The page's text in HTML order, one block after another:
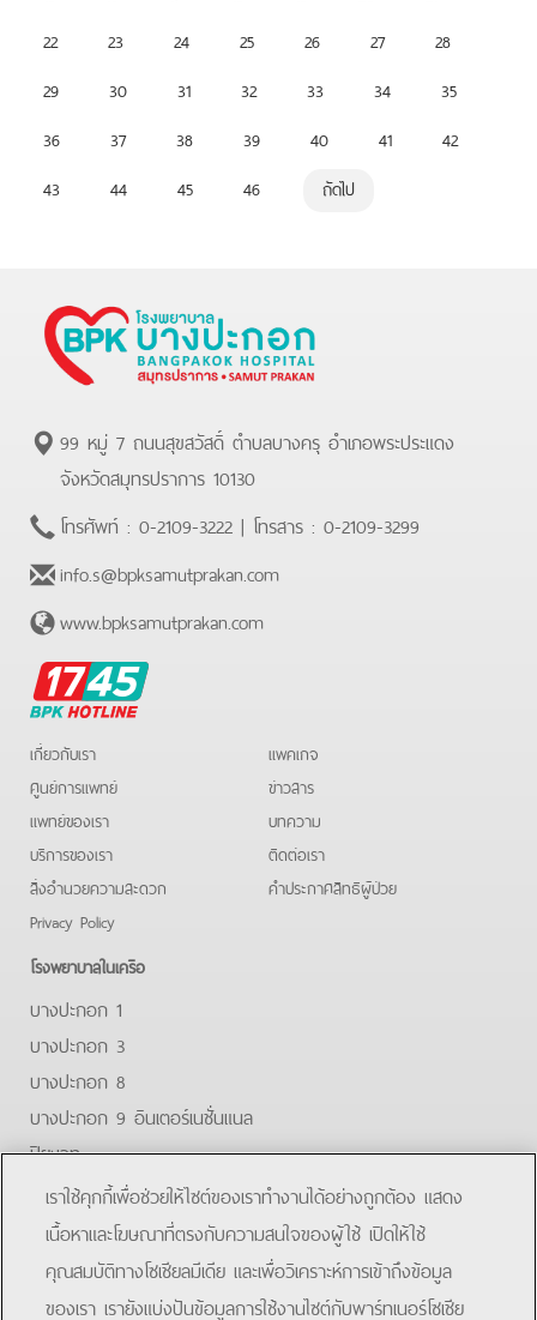
22
23 24 25 26 27
28
29
30 31 32 33 34
35
36
37 38 39 40 41
42
43
44 45 46 ถัดไป
99 หมู่ 7 ถนนสุขสวัสดิ์ ตำบลบางครุ อำเภอพระประแดง
จังหวัดสมุทรปราการ 10130
โทรศัพท์ : 0-2109-3222 | โทรสาร : 0-2109-3299
info.s@bpksamutprakan.com
www.bpksamutprakan.com
BPK
Hotline
เกี่ยวกับเรา
ศูนย์การแพทย์
แพทย์ของเรา
บริการของเรา
สิ่งอำนวยความสะดวก
Privacy Policy
แพคเกจ
ข่าวสาร
บทความ
ติดต่อเรา
คําประกาศสิทธิผู้ป่วย
โรงพยาบาลในเครือ
บางปะกอก 1
บางปะกอก 3
บางปะกอก 8
บางปะกอก 9 อินเตอร์เนชั่นแนล
ปิยะเวท
บางปะกอก-รังสิต 2
บางปะกอกสมุทรปราการ
FacebookLine
เราใช้คุกกี้เพื่อช่วยให้ไซต์ของเราทำงานได้อย่างถูกต้อง แสดง
เนื้อหาและโฆษณาที่ตรงกับความสนใจของผู้ใช้ เปิดให้ใช้
คุณสมบัติทางโซเชียลมีเดีย และเพื่อวิเคราะห์การเข้าถึงข้อมูล
ของเรา เรายังแบ่งปันข้อมูลการใช้งานไซต์กับพาร์ทเนอร์โซเชีย